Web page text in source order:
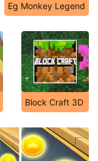
Eg Monkey Legend
Block Craft 3D